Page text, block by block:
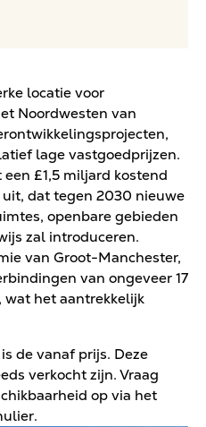
locatie voor
Noordwesten van
lage vastgoedprijzen.
£1,5 miljard kostend
dat tegen 2030 nieuwe
openbare gebieden
zal introduceren.
van Groot-Manchester,
van ongeveer 17
het aantrekkelijk
de vanaf prijs. Deze
verkocht zijn. Vraag
op via het